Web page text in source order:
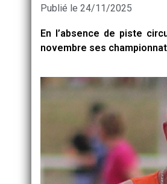
Publié le 24/11/2025
En l’absence de piste
novembre ses